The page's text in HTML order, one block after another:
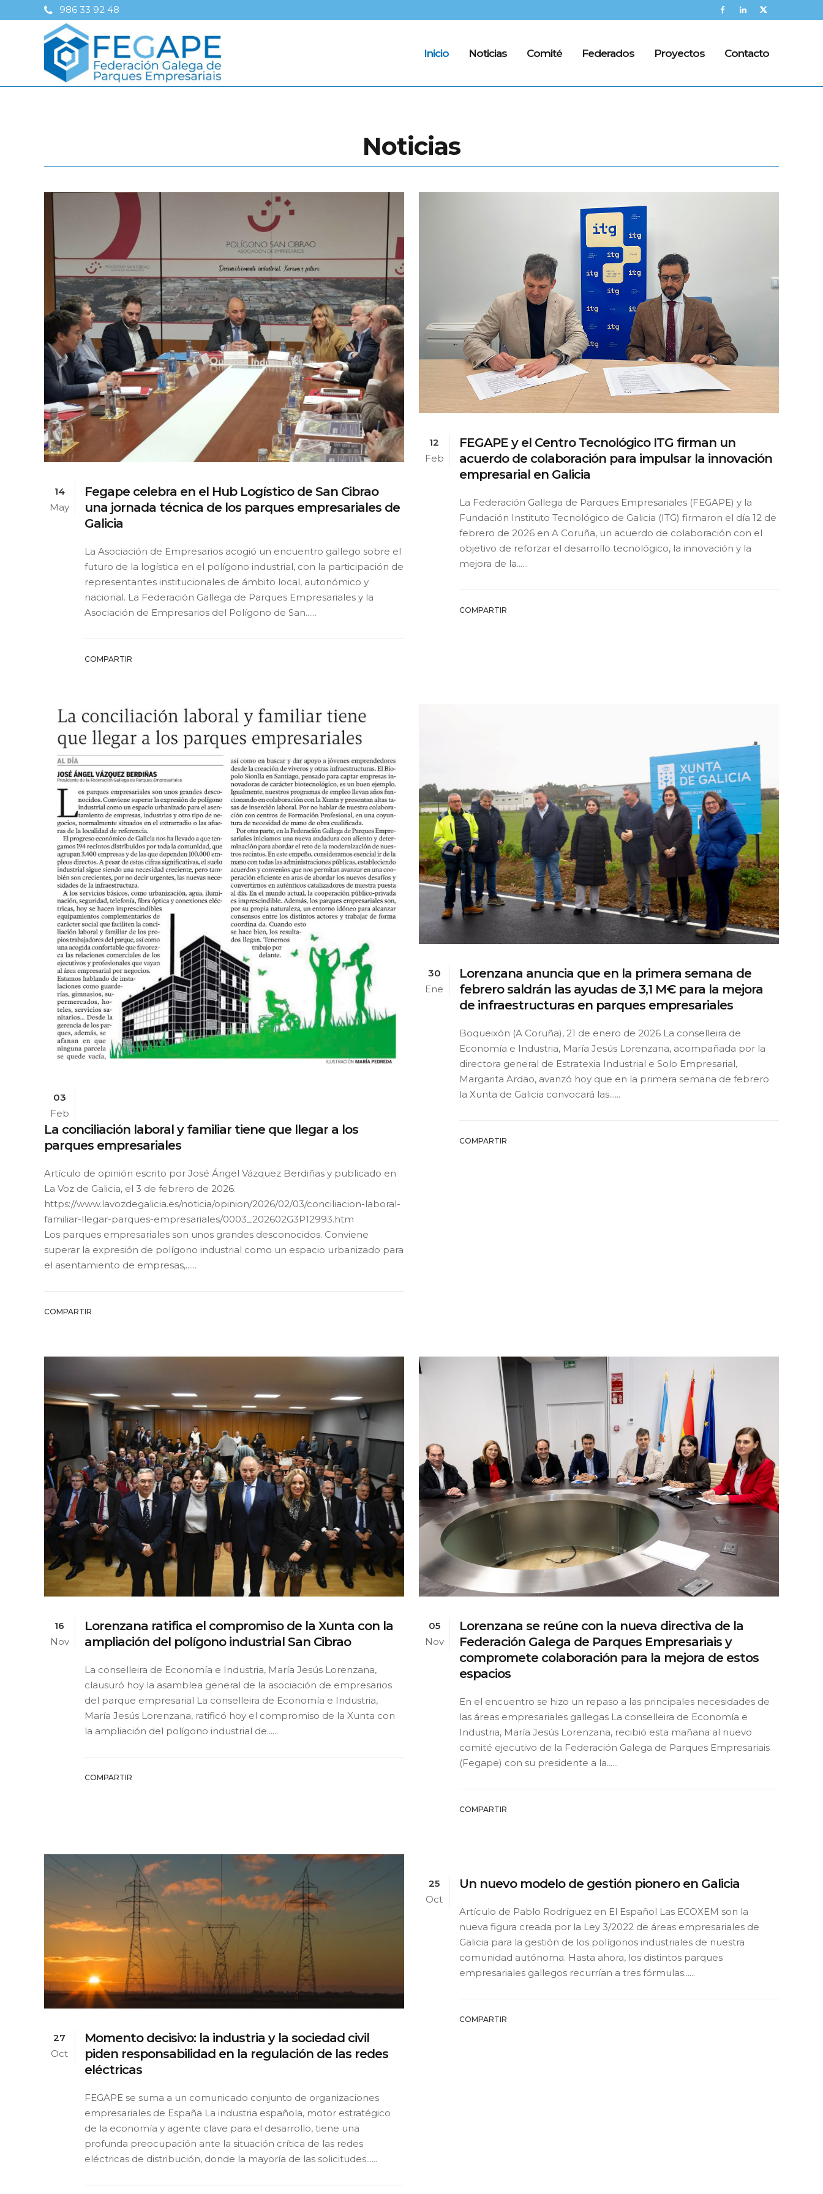
986 33 92 48
Inicio Noticias Comité Federados Proyectos Contacto
Noticias
14
May
Fegape celebra en el Hub Logístico de San Cibrao
una jornada técnica de los parques empresariales de
Galicia
La Asociación de Empresarios acogió un encuentro gallego sobre el
futuro de la logística en el polígono industrial, con la participación de
representantes institucionales de ámbito local, autonómico y
nacional. La Federación Gallega de Parques Empresariales y la
Asociación de Empresarios del Polígono de San......
COMPARTIR
12
Feb
FEGAPE y el Centro Tecnológico ITG firman un
acuerdo de colaboración para impulsar la innovación
empresarial en Galicia
La Federación Gallega de Parques Empresariales (FEGAPE) y la
Fundación Instituto Tecnológico de Galicia (ITG) firmaron el día 12 de
febrero de 2026 en A Coruña, un acuerdo de colaboración con el
objetivo de reforzar el desarrollo tecnológico, la innovación y la
mejora de la......
COMPARTIR
03
Feb
La conciliación laboral y familiar tiene que llegar a los
parques empresariales
Artículo de opinión escrito por José Ángel Vázquez Berdiñas y publicado en
La Voz de Galicia, el 3 de febrero de 2026.
https://www.lavozdegalicia.es/noticia/opinion/2026/02/03/conciliacion-laboral-
familiar-llegar-parques-empresariales/0003_202602G3P12993.htm
Los parques empresariales son unos grandes desconocidos. Conviene
superar la expresión de polígono industrial como un espacio urbanizado para
el asentamiento de empresas,......
COMPARTIR
30
Ene
Lorenzana anuncia que en la primera semana de
febrero saldrán las ayudas de 3,1 M€ para la mejora
de infraestructuras en parques empresariales
Boqueixón (A Coruña), 21 de enero de 2026 La conselleira de
Economía e Industria, María Jesús Lorenzana, acompañada por la
directora general de Estratexia Industrial e Solo Empresarial,
Margarita Ardao, avanzó hoy que en la primera semana de febrero
la Xunta de Galicia convocará las......
COMPARTIR
16
Nov
Lorenzana ratifica el compromiso de la Xunta con la
ampliación del polígono industrial San Cibrao
La conselleira de Economía e Industria, María Jesús Lorenzana,
clausuró hoy la asamblea general de la asociación de empresarios
del parque empresarial La conselleira de Economía e Industria,
María Jesús Lorenzana, ratificó hoy el compromiso de la Xunta con
la ampliación del polígono industrial de......
COMPARTIR
05
Nov
Lorenzana se reúne con la nueva directiva de la
Federación Galega de Parques Empresariais y
compromete colaboración para la mejora de estos
espacios
En el encuentro se hizo un repaso a las principales necesidades de
las áreas empresariales gallegas La conselleira de Economía e
Industria, María Jesús Lorenzana, recibió esta mañana al nuevo
comité ejecutivo de la Federación Galega de Parques Empresariais
(Fegape) con su presidente a la......
COMPARTIR
27
Oct
Momento decisivo: la industria y la sociedad civil
piden responsabilidad en la regulación de las redes
eléctricas
FEGAPE se suma a un comunicado conjunto de organizaciones
empresariales de España La industria española, motor estratégico
de la economía y agente clave para el desarrollo, tiene una
profunda preocupación ante la situación crítica de las redes
eléctricas de distribución, donde la mayoría de las solicitudes......
25
Oct
Un nuevo modelo de gestión pionero en Galicia
Artículo de Pablo Rodríguez en El Español Las ECOXEM son la
nueva figura creada por la Ley 3/2022 de áreas empresariales de
Galicia para la gestión de los polígonos industriales de nuestra
comunidad autónoma. Hasta ahora, los distintos parques
empresariales gallegos recurrían a tres fórmulas......
COMPARTIR